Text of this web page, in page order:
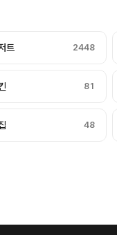
트 2448
81
48